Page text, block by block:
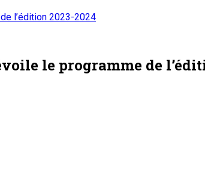
l’édition 2023-2024
le programme de